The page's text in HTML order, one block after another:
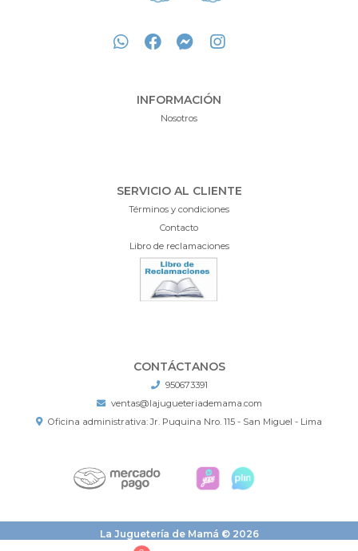
INFORMACIÓN
Nosotros
SERVICIO AL CLIENTE
Términos y condiciones
Contacto
Libro de reclamaciones
CONTÁCTANOS
950673391
ventas@lajugueteriademama.com
Oficina administrativa: Jr. Puquina Nro. 115 - San Miguel - Lima
La Juguetería de Mamá © 2026
¿Te gusta mi tienda? Yo vendo con